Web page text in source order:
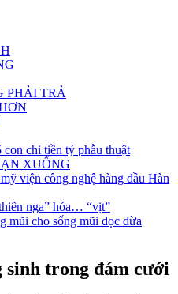
PHẢI TRẢ
con chi tiền tỷ phẫu thuật
XUỐNG
viện công nghệ hàng đầu Hàn
nga” hóa… “vịt”
mũi cho sống mũi dọc dừa
trong đám cưới